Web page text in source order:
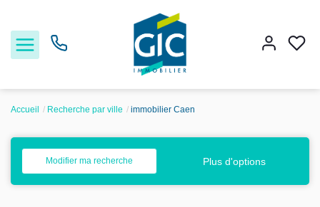
Acheter
Louer
Accueil Recherche par ville immobilier Caen
Modifier ma recherche Plus d'options